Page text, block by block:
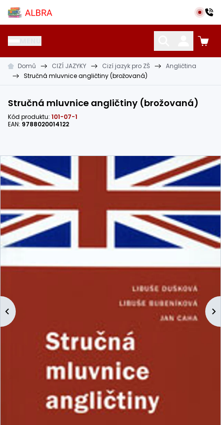
Přeskočit na hlavní obsah
Albra s.r.o.
KATALOG UČEBNIC CIZÍ JAZYKY OSTATNÍ POMŮCKY
Domů CIZÍ JAZYKY Cizí jazyk pro ZŠ
Angličtina
Stručná mluvnice angličtiny (brožovaná)
Stručná mluvnice angličtiny (brožovaná)
Kód produktu: 101-07-1
EAN: 9788020014122